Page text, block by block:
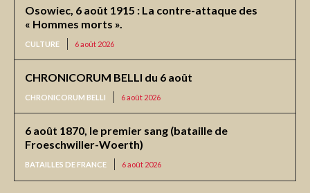
Osowiec, 6 août 1915 : La contre-attaque des
« Hommes morts ».
CULTURE 6 août 2026
CHRONICORUM BELLI du 6 août
CHRONICORUM BELLI 6 août 2026
6 août 1870, le premier sang (bataille de
Froeschwiller-Woerth)
BATAILLES DE FRANCE 6 août 2026